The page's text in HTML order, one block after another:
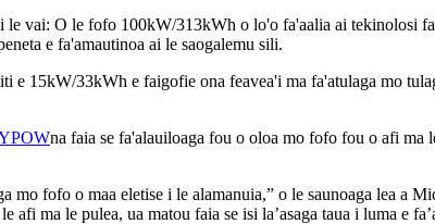
vai: O le fofo 100kW/313kWh o lo'o fa'aalia ai tekinolosi
e fa'amautinoa ai le saogalemu sili.
e 15kW/33kWh e faigofie ona feavea'i ma fa'atulaga mo
na faia se fa'alauiloaga fou o oloa mo fofo fou o afi ma
mo fofo o maa eletise i le alamanuia,” o le saunoaga lea
afi ma le pulea, ua matou faia se isi la’asaga taua i luma e